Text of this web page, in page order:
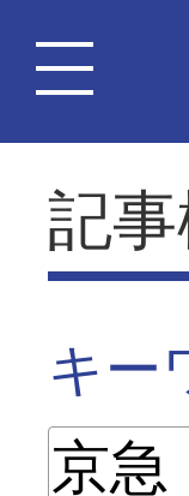
記
キー